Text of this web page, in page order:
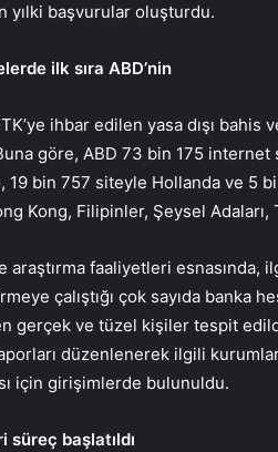
yılki başvurular oluşturdu.
ilk sıra ABD’nin
ihbar edilen yasa dışı
göre, ABD 73 bin 175
19 bin 757 siteyle Hollanda ve 5
Kong, Filipinler, Şeysel
araştırma faaliyetleri esnasında,
çalıştığı çok sayıda banka
gerçek ve tüzel kişiler tespit
düzenlenerek ilgili
için girişimlerde bulunuldu.
süreç başlatıldı